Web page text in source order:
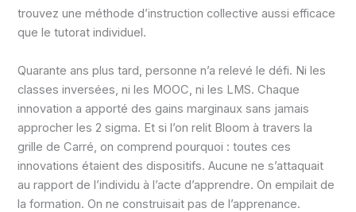
trouvez une méthode d’instruction collective aussi efficace
que le tutorat individuel.
Quarante ans plus tard, personne n’a relevé le défi. Ni les
classes inversées, ni les MOOC, ni les LMS. Chaque
innovation a apporté des gains marginaux sans jamais
approcher les 2 sigma. Et si l’on relit Bloom à travers la
grille de Carré, on comprend pourquoi : toutes ces
innovations étaient des dispositifs. Aucune ne s’attaquait
au rapport de l’individu à l’acte d’apprendre. On empilait de
la formation. On ne construisait pas de l’apprenance.